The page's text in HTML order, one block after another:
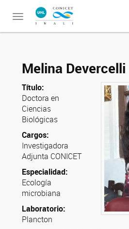
Toggle
Melina Devercelli
Título:
Doctora en
Ciencias
Biológicas
Cargos:
Investigadora
Adjunta CONICET
Especialidad:
Ecología
microbiana
Laboratorio:
Plancton